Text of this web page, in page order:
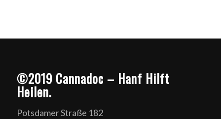
©2019 Cannadoc – Hanf Hilft
Heilen.
Potsdamer Straße 182